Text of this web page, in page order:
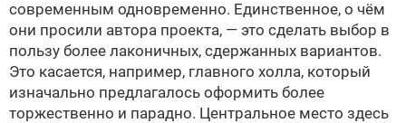
современным одновременно. Единственное, о чём
они просили автора проекта, — это сделать выбор в
пользу более лаконичных, сдержанных вариантов.
Это касается, например, главного холла, который
изначально предлагалось оформить более
торжественно и парадно. Центральное место здесь